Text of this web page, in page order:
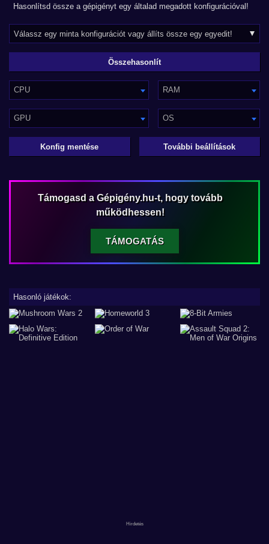
Hasonlítsd össze a gépigényt egy általad megadott konfigurációval!
CPU RAM
GPU OS
Konfig mentése További beállítások
Támogasd a Gépigény.hu-t, hogy tovább
működhessen!
TÁMOGATÁS
Hasonló játékok: